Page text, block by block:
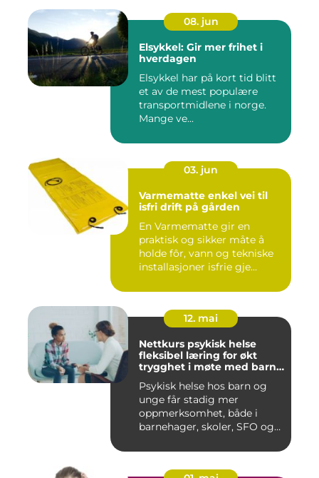
08. jun
Elsykkel: Gir mer frihet i
hverdagen
Elsykkel har på kort tid blitt
et av de mest populære
transportmidlene i norge.
Mange ve...
03. jun
Varmematte enkel vei til
isfri drift på gården
En Varmematte gir en
praktisk og sikker måte å
holde fôr, vann og tekniske
installasjoner isfrie gje...
12. mai
Nettkurs psykisk helse
fleksibel læring for økt
trygghet i møte med barn
Psykisk helse hos barn og
unge får stadig mer
oppmerksomhet, både i
barnehager, skoler, SFO og